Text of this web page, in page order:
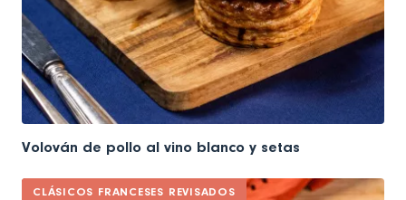
Volován de pollo al vino blanco y setas
CLÁSICOS FRANCESES REVISADOS